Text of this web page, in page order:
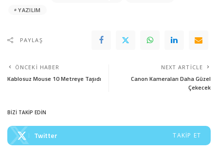
YAZILIM
PAYLAŞ
ÖNCEKI HABER
Kablosuz Mouse 10 Metreye Taşıdı
NEXT ARTICLE
Canon Kameraları Daha Güzel
Çekecek
BİZİ TAKİP EDİN
Twitter TAKIP ET